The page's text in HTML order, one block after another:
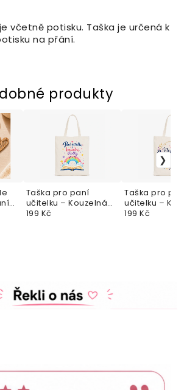
včetně potisku. Taška je určená k
na přání.
produkty
Taška pro paní
učitelku – Kouzelná
školka
199 Kč
Taška pro
učitelku –
199 Kč